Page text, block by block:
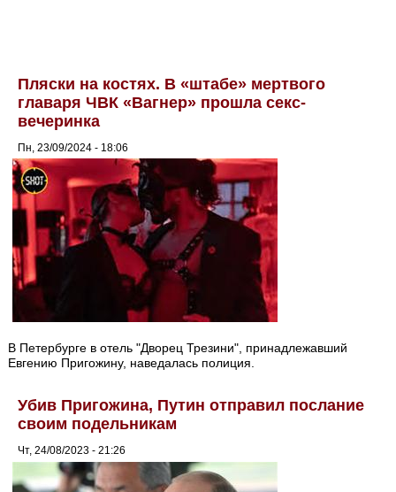
Пляски на костях. В «штабе» мертвого
главаря ЧВК «Вагнер» прошла секс-
вечеринка
Пн, 23/09/2024 - 18:06
В Петербурге в отель "Дворец Трезини", принадлежавший
Евгению Пригожину, наведалась полиция.
Убив Пригожина, Путин отправил послание
своим подельникам
Чт, 24/08/2023 - 21:26